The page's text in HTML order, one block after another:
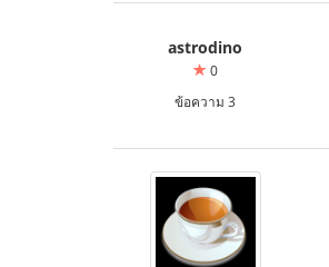
astrodino
0
ข้อความ 3